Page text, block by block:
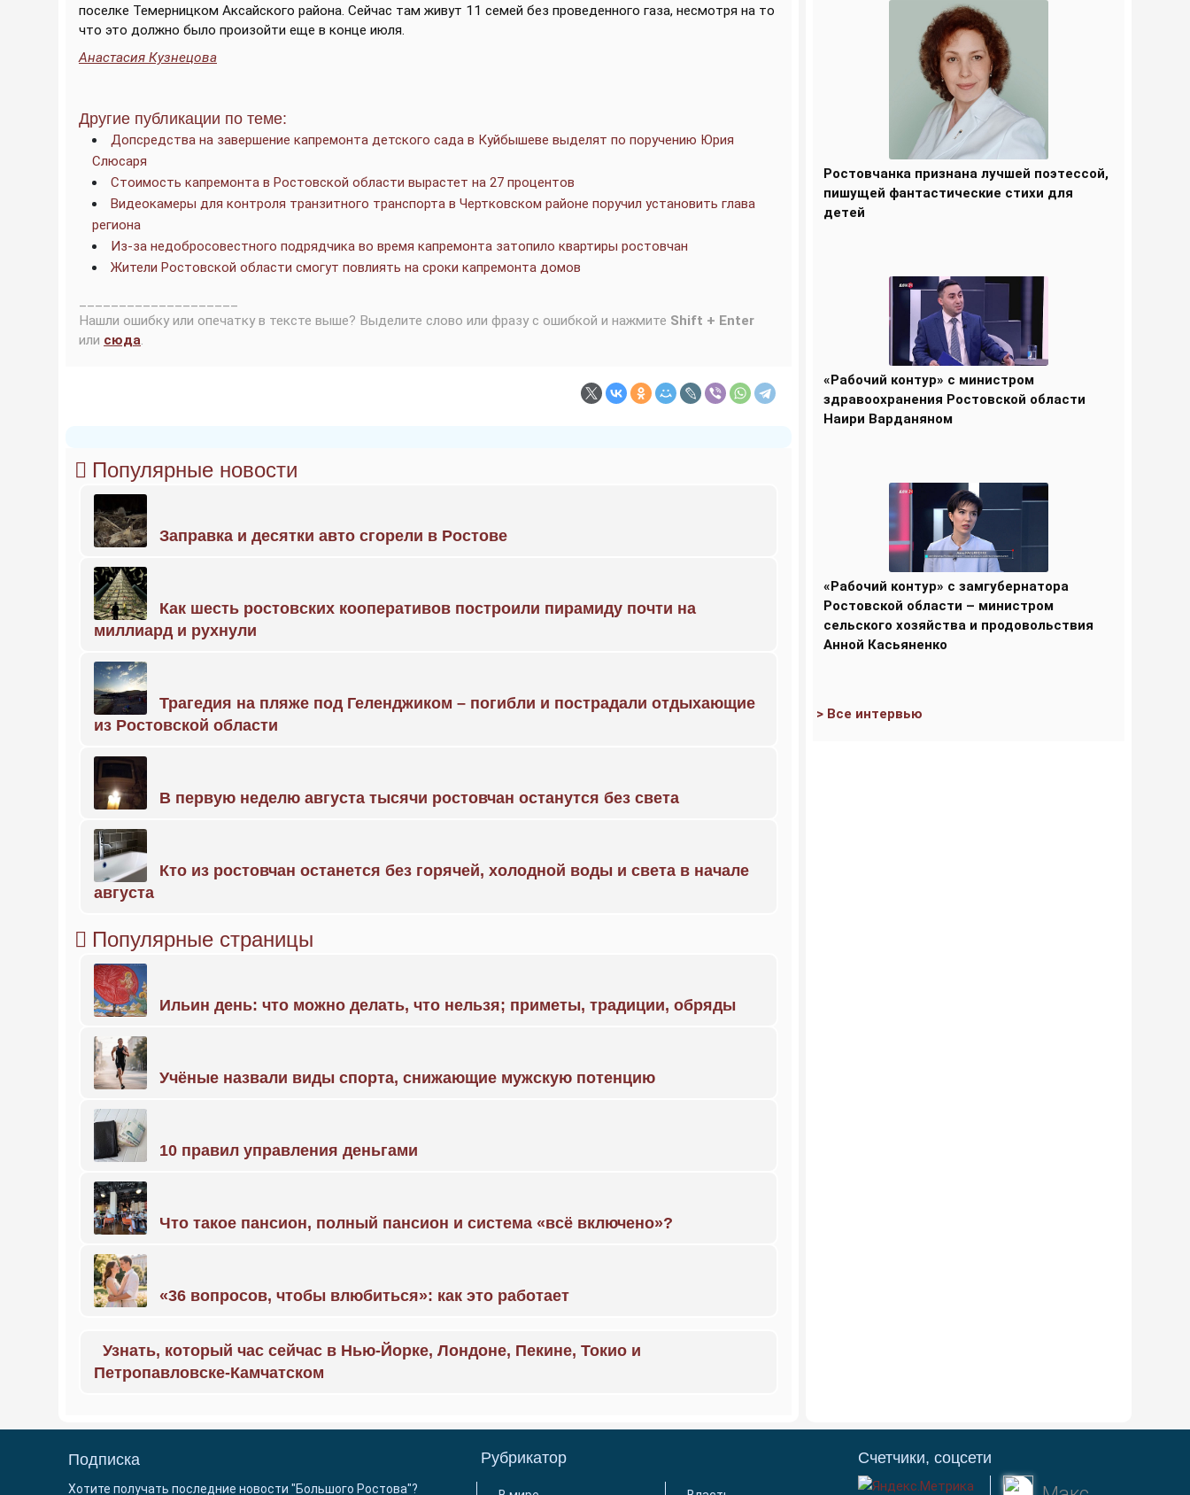
поселке Темерницком Аксайского района. Сейчас там живут 11 семей без проведенного газа, несмотря на то
что это должно было произойти еще в конце июля.
Анастасия Кузнецова
Другие публикации по теме:
Допсредства на завершение капремонта детского сада в Куйбышеве выделят по поручению Юрия
Слюсаря
Стоимость капремонта в Ростовской области вырастет на 27 процентов
Видеокамеры для контроля транзитного транспорта в Чертковском районе поручил установить глава
региона
Из-за недобросовестного подрядчика во время капремонта затопило квартиры ростовчан
Жители Ростовской области смогут повлиять на сроки капремонта домов
Нашли ошибку или опечатку в тексте выше? Выделите слово или фразу с ошибкой и нажмите Shift + Enter
или сюда.
Популярные новости
Заправка и десятки авто сгорели в Ростове
Как шесть ростовских кооперативов построили пирамиду почти на
миллиард и рухнули
Трагедия на пляже под Геленджиком – погибли и пострадали отдыхающие
из Ростовской области
В первую неделю августа тысячи ростовчан останутся без света
Кто из ростовчан останется без горячей, холодной воды и света в начале
августа
Популярные страницы
Ильин день: что можно делать, что нельзя; приметы, традиции, обряды
Учёные назвали виды спорта, снижающие мужскую потенцию
10 правил управления деньгами
Что такое пансион, полный пансион и система «всё включено»?
«36 вопросов, чтобы влюбиться»: как это работает
Узнать, который час сейчас в Нью-Йорке, Лондоне, Пекине, Токио и
Петропавловске-Камчатском
Ростовчанка признана лучшей поэтессой,
пишущей фантастические стихи для
детей
«Рабочий контур» с министром
здравоохранения Ростовской области
Наири Варданяном
«Рабочий контур» с замгубернатора
Ростовской области – министром
сельского хозяйства и продовольствия
Анной Касьяненко
> Все интервью
Подписка
Хотите получать последние новости "Большого Ростова"?
Рубрикатор Счетчики, соцсети